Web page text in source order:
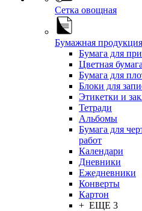
Сетка овощная
Бумажная продукция
Бумага для
Цветная бумага
Бумага для
Блоки для
Этикетки и
Тетради
Альбомы
Бумага для
работ
Календари
Дневники
Ежедневники
Конверты
Картон
+ ЕЩЕ 3